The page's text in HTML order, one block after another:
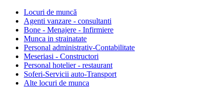
Locuri de muncă
Agenti vanzare - consultanti
Bone - Menajere - Infirmiere
Munca in strainatate
Personal administrativ-Contabilitate
Meseriasi - Constructori
Personal hotelier - restaurant
Soferi-Servicii auto-Transport
Alte locuri de munca